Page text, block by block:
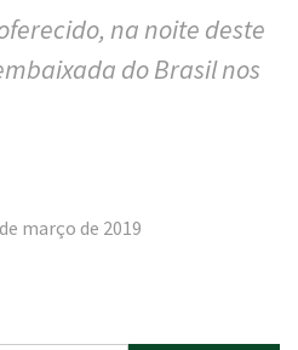
na noite deste
do Brasil nos
março de 2019